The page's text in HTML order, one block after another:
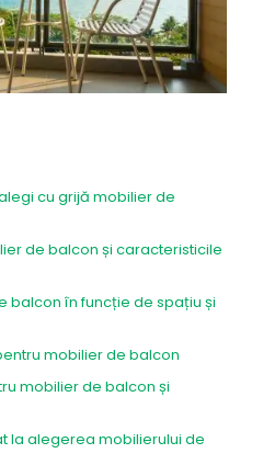
cu grijă mobilier de
de balcon și caracteristicile
balcon în funcție de spațiu și
mobilier de balcon
mobilier de balcon și
la alegerea mobilierului de